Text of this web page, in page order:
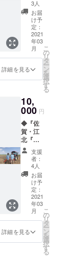
群で
す！
【サイ
ズ】 45
× 45ｃ
ｍ 【素
材】 リ
ネン
100％
シ
黒、緑
サイズ
（ユニ
セック
ス）
は、
S、M、
L、
XL よ
CLUB
RIOオリ
ジナル
ジャ
ケット
のド
リップ
コー
ヒーを
お届け
しま
す。
セッ
ト』＋
『うま
（い）
コー
ヒー7個
セッ
ト』 鮮
度抜群
の亜麻
と、ク
ラブリ
オのか
わいい
馬たち
がオリ
ジナル
ジャ
ケット
となっ
たド
リップ
コー
ヒーで
す！
3人
お届
け予
定：
2021
年03
月
詳細を見る
こ
の
リ
タ
ー
ン
を
選
択
す
る
10,
000 円
◆『佐
賀・江
北『北
原農園
のお
米』5㎏
江北町
にある
北原農
園のお
米は、
体に優
しくお
いしい
お米。
この機
支援
者：
4人
お届
け予
定：
2021
年03
月
詳細を見る
こ
の
リ
タ
ー
ン
を
選
択
す
る